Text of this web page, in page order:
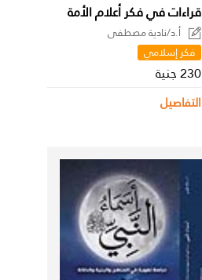
قراءات في فكر أعلام الأمة
أ.د/نادية مصطفى
فكر إسلامي
230 جنية
التفاصيل